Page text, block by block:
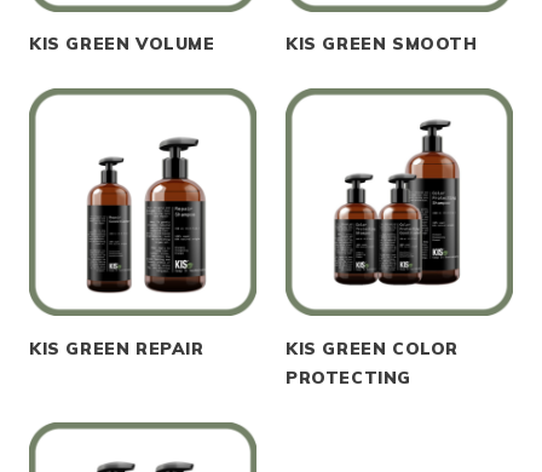
KIS GREEN VOLUME KIS GREEN SMOOTH
KIS GREEN REPAIR
KIS GREEN COLOR
PROTECTING